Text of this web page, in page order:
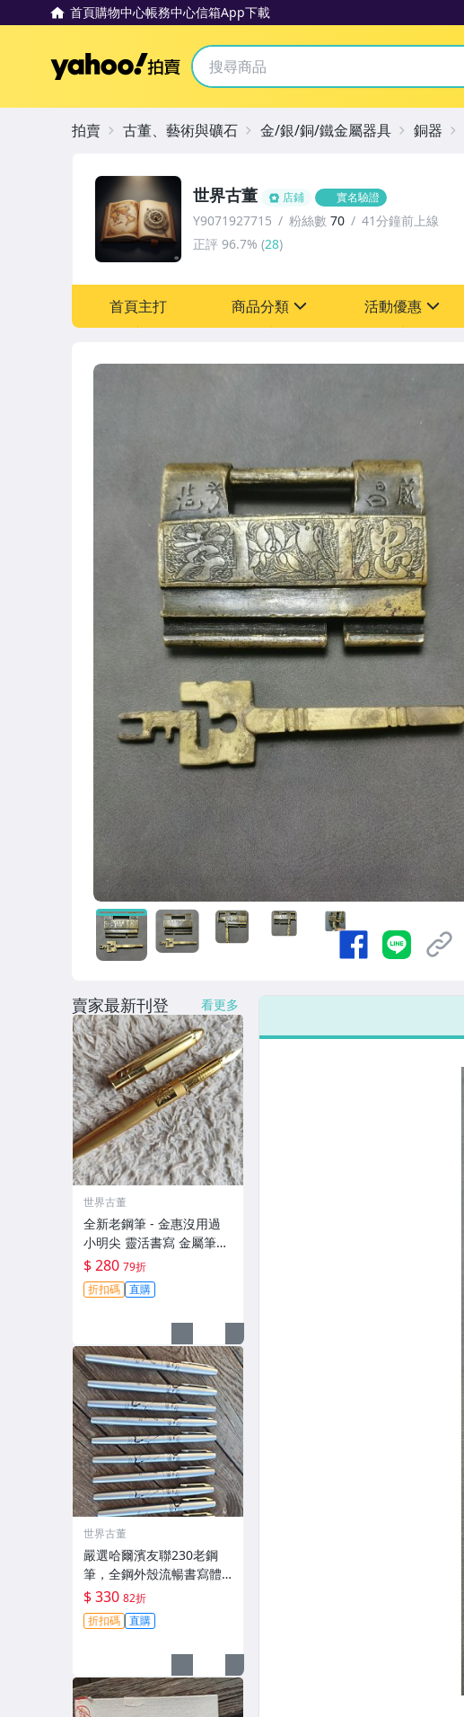
首頁購物中心帳務中心信箱App下載
Yahoo拍賣
世界古董 店鋪 實名驗證
Y9071927715 粉絲數 70
41分鐘前上線
正評 96.7% (28)
首頁主打 商品分類 活動優惠
拍賣 古董、藝術與礦石 金/銀/銅/鐵金屬器具 銅器
賣家最新刊登 看更多
世界古董
全新老鋼筆 - 金惠沒用過
小明尖 靈活書寫 金屬筆身
氧化痕輕 小朋友收藏禮物
愛拼才會贏 筆身氧化痕跡
優質鋼筆
$ 280 79折
折扣碼 直購
世界古董
嚴選哈爾濱友聯230老鋼
筆，全鋼外殼流暢書寫體
驗佳 仙鶴圖案祥雲紋飾 老
壇收藏佳品 銥售中 筆尖銥
粒 鋼筆 友聯230 仙鶴
$ 330 82折
折扣碼 直購